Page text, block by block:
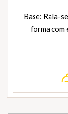
Base: Rala-
forma com